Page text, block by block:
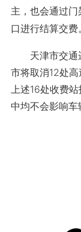
主，也会通过
口进行结算交费。
天津市交通
市将取消12处高
上述16处收费
中均不会影响车